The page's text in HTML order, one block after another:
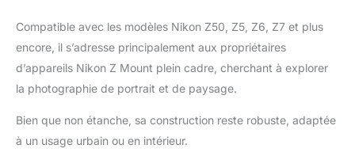
Compatible avec les modèles Nikon Z50, Z5, Z6, Z7 et plus
encore, il s’adresse principalement aux propriétaires
d’appareils Nikon Z Mount plein cadre, cherchant à explorer
la photographie de portrait et de paysage.
Bien que non étanche, sa construction reste robuste, adaptée
à un usage urbain ou en intérieur.